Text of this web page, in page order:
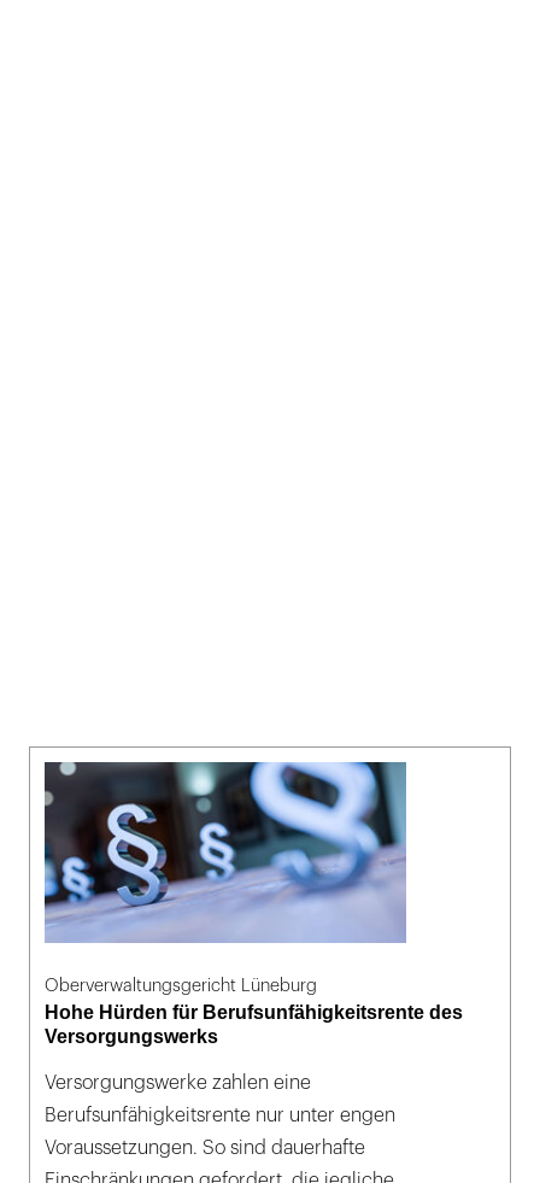
Oberverwaltungsgericht Lüneburg
Hohe Hürden für Berufsunfähigkeitsrente des
Versorgungswerks
Versorgungswerke zahlen eine
Berufsunfähigkeitsrente nur unter engen
Voraussetzungen. So sind dauerhafte